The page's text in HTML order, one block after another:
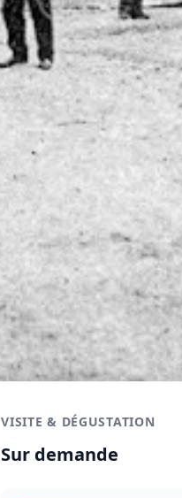
VISITE & DÉGUSTATION
Sur demande